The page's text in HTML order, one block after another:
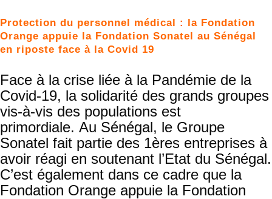
Protection du personnel médical : la Fondation
Orange appuie la Fondation Sonatel au Sénégal
en riposte face à la Covid 19
Face à la crise liée à la Pandémie de la
Covid-19, la solidarité des grands groupes
vis-à-vis des populations est
primordiale. Au Sénégal, le Groupe
Sonatel fait partie des 1ères entreprises à
avoir réagi en soutenant l’Etat du Sénégal.
C’est également dans ce cadre que la
Fondation Orange appuie la Fondation